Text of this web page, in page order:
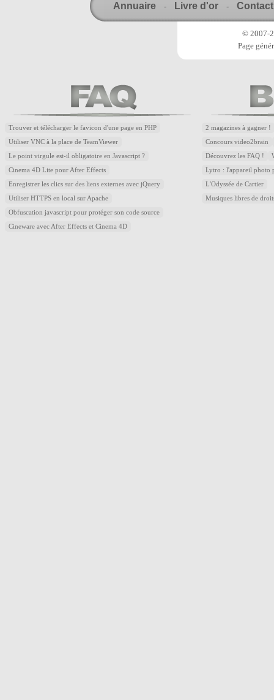
Annuaire - Livre d'or - Contact
© 2007-
Page
Trouver et télécharger le favicon d'une page en PHP
Utiliser VNC à la place de TeamViewer
Le point virgule est-il obligatoire en Javascript ?
Cinema 4D Lite pour After Effects
Enregistrer les clics sur des liens externes avec jQuery
Utiliser HTTPS en local sur Apache
Obfuscation javascript pour protéger son code source
Cineware avec After Effects et Cinema 4D
2 magazines à gagner !
Concours video2brain
Découvrez les FAQ !
Lytro : l'appareil photo
L'Odyssée de Cartier
Musiques libres de